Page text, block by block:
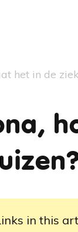
het in de
in this